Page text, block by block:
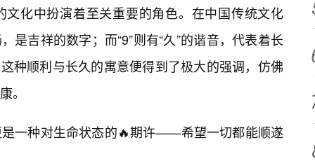
化中扮演着至关重要的角色。在中国传统文化
是吉祥的数字；而“9”则有“久”的谐音，代表着长
种顺利与长久的寓意便得到了极大的强调，仿佛
。
一种对生命状态的🔥期许——希望一切都能顺遂